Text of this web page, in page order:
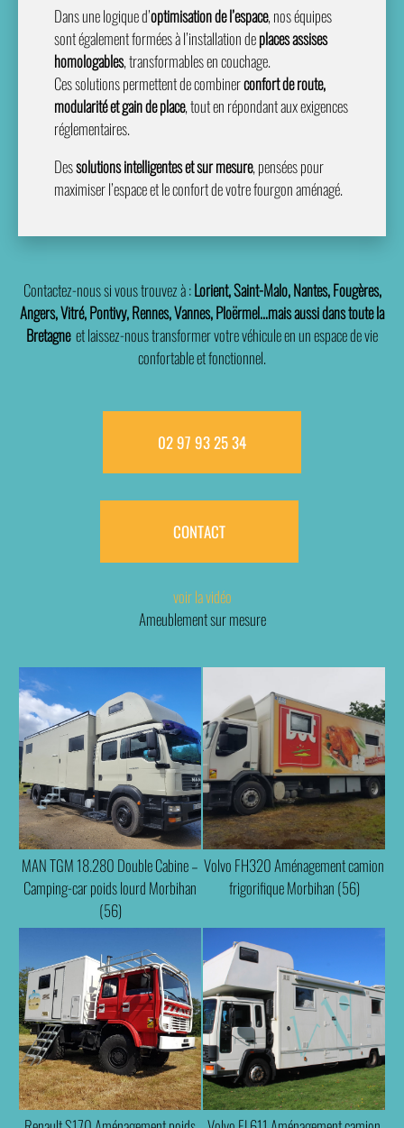
Dans une logique d’optimisation de l’espace, nos équipes
sont également formées à l’installation deplaces assises
homologables, transformables en couchage.
Ces solutions permettent de combinerconfort de route,
modularité et gain de place, tout en répondant aux exigences
réglementaires.
Dessolutions intelligentes et sur mesure, pensées pour
maximiser l’espace et le confort de votre fourgon aménagé.
Contactez-nous si vous trouvez à :Lorient, Saint-Malo, Nantes, Fougères,
Angers, Vitré, Pontivy, Rennes, Vannes, Ploërmel…mais aussi dans toute la
Bretagneet laissez-nous transformer votre véhicule en un espace de vie
confortable et fonctionnel.
02 97 93 25 34
CONTACT
voir la vidéo
Ameublement sur mesure
MAN TGM 18.280 Double Cabine –
Camping-car poids lourd Morbihan
(56)
Volvo FH320 Aménagement camion
frigorifique Morbihan (56)